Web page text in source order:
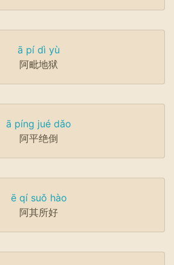
ā pí dì yù
阿毗地狱
ā píng jué dǎo
阿平绝倒
ē qí suǒ hào
阿其所好